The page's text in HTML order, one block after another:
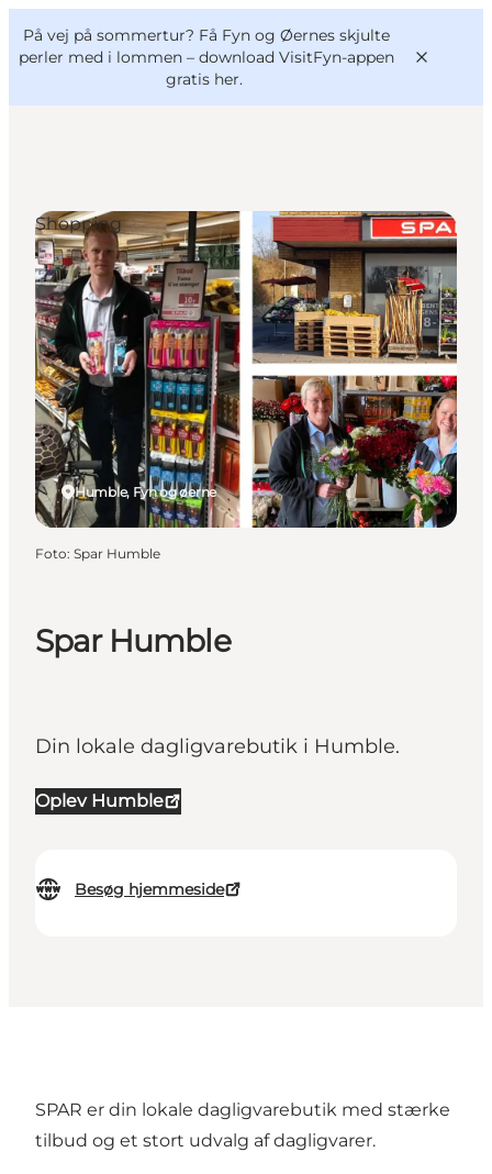
På vej på sommertur? Få Fyn og Øernes skjulte
perler med i lommen – download VisitFyn-appen
gratis her.
Oplevelser
Outdoor
Mad og drikke
Overnatning
Book lokale oplevelser
VisitFyn
Deutsch
Spar Humble
Din lokale dagligvarebutik i Humble.
Oplev Humble
Besøg hjemmeside
Humble, Fyn og øerne
Shopping
Foto: Spar Humble
SPAR er din lokale dagligvarebutik med stærke
tilbud og et stort udvalg af dagligvarer.